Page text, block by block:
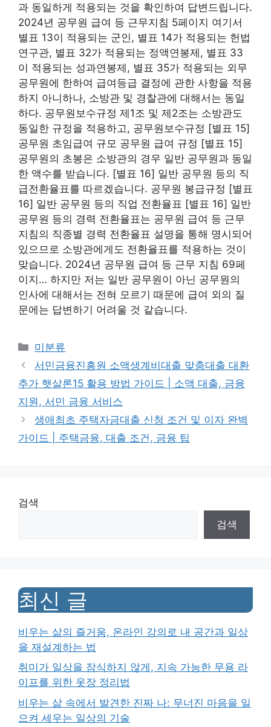
과 동일하게 적용되는 것을 확인하여 답변드립니다.
2024년 공무원 급여 등 근무지침 5페이지 여기서
별표 13이 적용되는 군인, 별표 14가 적용되는 헌법
연구관, 별표 32가 적용되는 정액연봉제, 별표 33
이 적용되는 성과연봉제, 별표 35가 적용되는 외무
공무원에 한하여 급여등급 결정에 관한 사항을 적용
하지 아니하나, 소방관 및 경찰관에 대해서는 동일
하다. 공무원보수규정 제1조 및 제2조는 소방관도
동일한 규정을 적용하고, 공무원보수규정 [별표 15]
공무원 초임급여 규모 공무원 급여 규정 [별표 15]
공무원의 초봉은 소방관의 경우 일반 공무원과 동일
한 액수를 받습니다. [별표 16] 일반 공무원 등의 직
급전환율표를 따르겠습니다. 공무원 봉급규정 [별표
16] 일반 공무원 등의 직업 전환율표 [별표 16] 일반
공무원 등의 경력 전환율표는 공무원 급여 등 근무
지침의 직종별 경력 전환율표 설명을 통해 명시되어
있으므로 소방관에게도 전환율표를 적용하는 것이
맞습니다. 2024년 공무원 급여 등 근무 지침 69페
이지… 하지만 저는 일반 공무원이 아닌 공무원의
인사에 대해서는 전혀 모르기 때문에 급여 외의 질
문에는 답변하기 어려울 것 같습니다.
Categories
미분류
서민금융진흥원 소액생계비대출 맞춤대출 대환
추가 햇살론15 활용 방법 가이드 | 소액 대출, 금융
지원, 서민 금융 서비스
생애최초 주택자금대출 신청 조건 및 이자 완벽
가이드 | 주택금융, 대출 조건, 금융 팁
검색
검색
최신 글
비우는 삶의 즐거움, 온라인 강의로 내 공간과 일상
을 재설계하는 법
취미가 일상을 잠식하지 않게, 지속 가능한 무용 라
이프를 위한 옷장 정리법
비우는 삶 속에서 발견한 진짜 나: 무너진 마음을 일
으켜 세우는 일상의 기술